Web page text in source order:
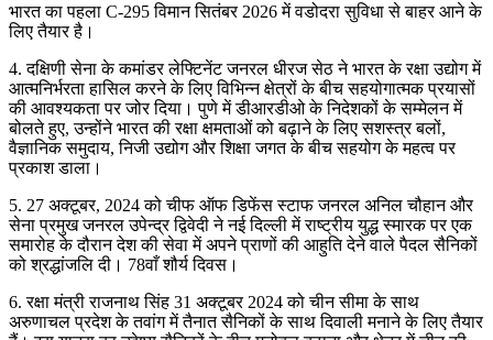
भारत का पहला C-295 विमान सितंबर 2026 में वडोदरा सुविधा से बाहर आने के
लिए तैयार है।
4. दक्षिणी सेना के कमांडर लेफ्टिनेंट जनरल धीरज सेठ ने भारत के रक्षा उद्योग में
आत्मनिर्भरता हासिल करने के लिए विभिन्न क्षेत्रों के बीच सहयोगात्मक प्रयासों
की आवश्यकता पर जोर दिया। पुणे में डीआरडीओ के निदेशकों के सम्मेलन में
बोलते हुए, उन्होंने भारत की रक्षा क्षमताओं को बढ़ाने के लिए सशस्त्र बलों,
वैज्ञानिक समुदाय, निजी उद्योग और शिक्षा जगत के बीच सहयोग के महत्व पर
प्रकाश डाला।
5. 27 अक्टूबर, 2024 को चीफ ऑफ डिफेंस स्टाफ जनरल अनिल चौहान और
सेना प्रमुख जनरल उपेन्द्र द्विवेदी ने नई दिल्ली में राष्ट्रीय युद्ध स्मारक पर एक
समारोह के दौरान देश की सेवा में अपने प्राणों की आहुति देने वाले पैदल सैनिकों
को श्रद्धांजलि दी। 78वाँ शौर्य दिवस।
6. रक्षा मंत्री राजनाथ सिंह 31 अक्टूबर 2024 को चीन सीमा के साथ
अरुणाचल प्रदेश के तवांग में तैनात सैनिकों के साथ दिवाली मनाने के लिए तैयार